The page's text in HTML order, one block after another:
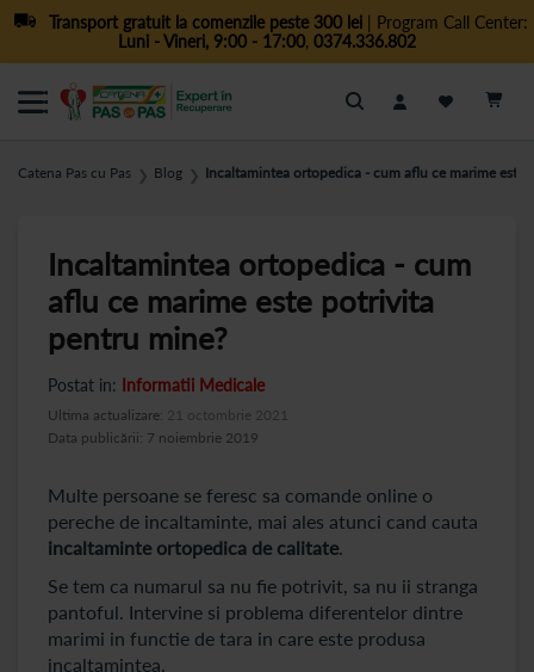
Transport gratuit la comenzile peste 300 lei| Program Call Center:
Luni - Vineri, 9:00 - 17:00, 0374.336.802
Cautare
Catena Pas cu Pas ❯ Blog ❯ Incaltamintea ortopedica - cum aflu ce marime este
Incaltamintea ortopedica - cum
aflu ce marime este potrivita
pentru mine?
Postat in: Informatii Medicale
Data publicării: 7 noiembrie 2019
Ultima actualizare: 21 octombrie 2021
Multe persoane se feresc sa comande online o
pereche de incaltaminte, mai ales atunci cand cauta
incaltaminte ortopedica de calitate.
Se tem ca numarul sa nu fie potrivit, sa nu ii stranga
pantoful. Intervine si problema diferentelor dintre
marimi in functie de tara in care este produsa
incaltamintea.